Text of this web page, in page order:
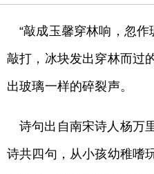
“敲成玉馨穿林响，忽
敲打，冰块发出穿林而过
出玻璃一样的碎裂声。
诗句出自南宋诗人杨万
诗共四句，从小孩幼稚嗜